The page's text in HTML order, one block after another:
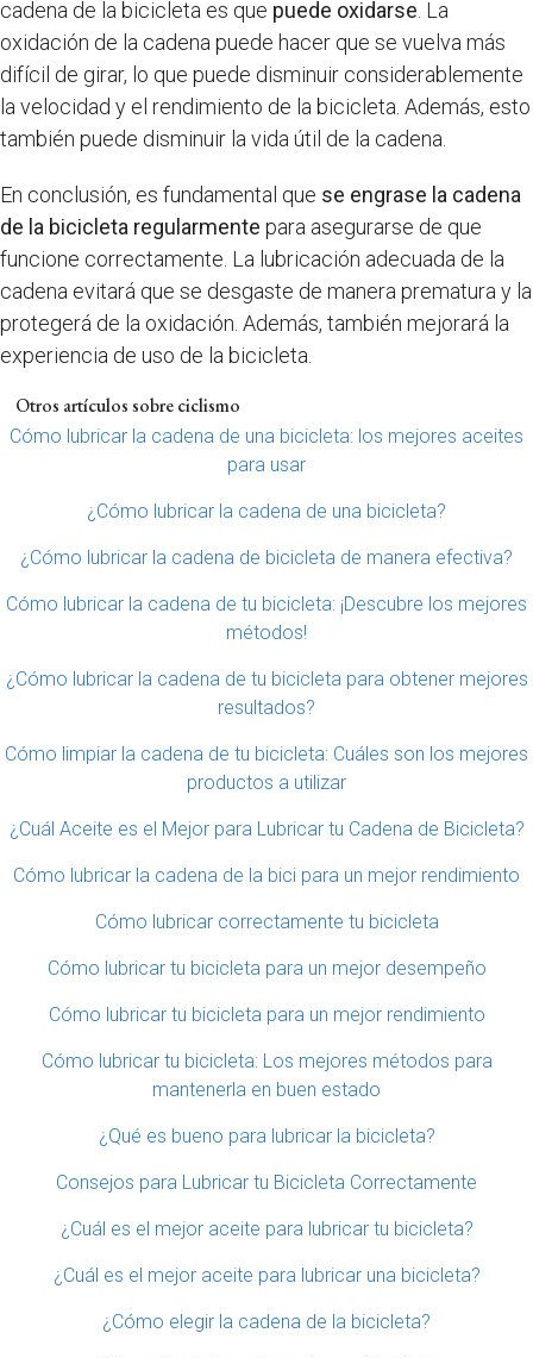
cadena de la bicicleta es que puede oxidarse . La
oxidación de la cadena puede hacer que se vuelva más
difícil de girar, lo que puede disminuir considerablemente
la velocidad y el rendimiento de la bicicleta. Además, esto
también puede disminuir la vida útil de la cadena.
En conclusión, es fundamental que se engrase la cadena
de la bicicleta regularmente para asegurarse de que
funcione correctamente. La lubricación adecuada de la
cadena evitará que se desgaste de manera prematura y la
protegerá de la oxidación. Además, también mejorará la
experiencia de uso de la bicicleta.
Otros artículos sobre ciclismo
Cómo lubricar la cadena de una bicicleta: los mejores aceites
para usar
¿Cómo lubricar la cadena de una bicicleta?
¿Cómo lubricar la cadena de bicicleta de manera efectiva?
Cómo lubricar la cadena de tu bicicleta: ¡Descubre los mejores
métodos!
¿Cómo lubricar la cadena de tu bicicleta para obtener mejores
resultados?
Cómo limpiar la cadena de tu bicicleta: Cuáles son los mejores
productos a utilizar
¿Cuál Aceite es el Mejor para Lubricar tu Cadena de Bicicleta?
Cómo lubricar la cadena de la bici para un mejor rendimiento
Cómo lubricar correctamente tu bicicleta
Cómo lubricar tu bicicleta para un mejor desempeño
Cómo lubricar tu bicicleta para un mejor rendimiento
Cómo lubricar tu bicicleta: Los mejores métodos para
mantenerla en buen estado
¿Qué es bueno para lubricar la bicicleta?
Consejos para Lubricar tu Bicicleta Correctamente
¿Cuál es el mejor aceite para lubricar tu bicicleta?
¿Cuál es el mejor aceite para lubricar una bicicleta?
¿Cómo elegir la cadena de la bicicleta?